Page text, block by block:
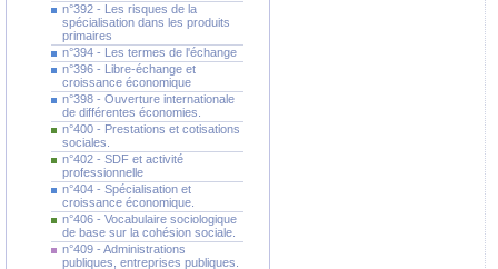
n°392 - Les risques de la
spécialisation dans les produits
primaires
n°394 - Les termes de l'échange
n°396 - Libre-échange et
croissance économique
n°398 - Ouverture internationale
de différentes économies.
n°400 - Prestations et cotisations
sociales.
n°402 - SDF et activité
professionnelle
n°404 - Spécialisation et
croissance économique.
n°406 - Vocabulaire sociologique
de base sur la cohésion sociale.
n°409 - Administrations
publiques, entreprises publiques.